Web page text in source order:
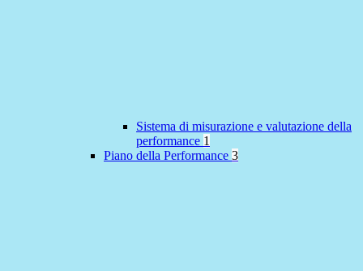
Sistema di misurazione e valutazione della
performance 1
Piano della Performance 3